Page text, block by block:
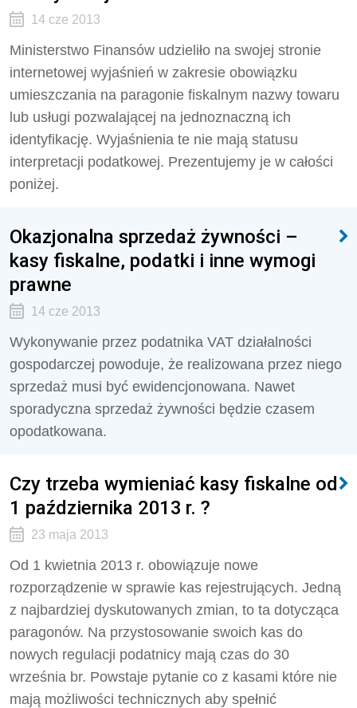
14 cze 2013
Ministerstwo Finansów udzieliło na swojej stronie
internetowej wyjaśnień w zakresie obowiązku
umieszczania na paragonie fiskalnym nazwy towaru
lub usługi pozwalającej na jednoznaczną ich
identyfikację. Wyjaśnienia te nie mają statusu
interpretacji podatkowej. Prezentujemy je w całości
poniżej.
Okazjonalna sprzedaż żywności –
kasy fiskalne, podatki i inne wymogi
prawne
14 cze 2013
Wykonywanie przez podatnika VAT działalności
gospodarczej powoduje, że realizowana przez niego
sprzedaż musi być ewidencjonowana. Nawet
sporadyczna sprzedaż żywności będzie czasem
opodatkowana.
Czy trzeba wymieniać kasy fiskalne od
1 października 2013 r. ?
23 maja 2013
Od 1 kwietnia 2013 r. obowiązuje nowe
rozporządzenie w sprawie kas rejestrujących. Jedną
z najbardziej dyskutowanych zmian, to ta dotycząca
paragonów. Na przystosowanie swoich kas do
nowych regulacji podatnicy mają czas do 30
września br. Powstaje pytanie co z kasami które nie
mają możliwości technicznych aby spełnić